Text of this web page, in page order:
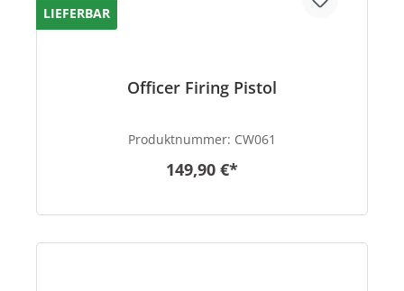
LIEFERBAR
Officer Firing Pistol
Produktnummer: CW061
149,90 €*